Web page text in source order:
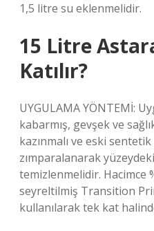
1,5 litre su eklenmelidir.
15 Litre
Katılır?
UYGULAMA YÖNTEMİ:
kabarmış, gevşek ve
kazınmalı ve eski
zımparalanarak
temizlenmelidir. Hacimce
seyreltilmiş Transition
kullanılarak tek kat